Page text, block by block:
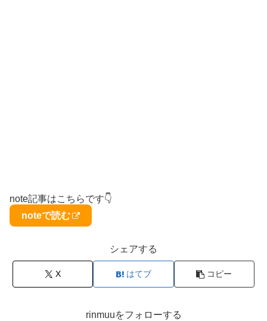
note記事はこちらです👇
noteで読む
シェアする
X はてブ コピー
rinmuuをフォローする